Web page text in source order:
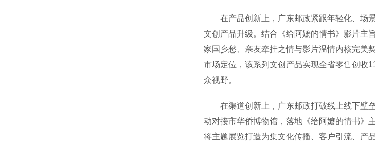
在产品创新上，广东邮政紧跟年轻化、场景
文创产品升级。结合《给阿嬷的情书》影片主
家国乡愁、亲友牵挂之情与影片温情内核完美
市场定位，该系列文创产品实现全省零售创收
众视野。
在渠道创新上，广东邮政打破线上线下壁垒
动对接市华侨博物馆，落地《给阿嬷的情书》
将主题展览打造为集文化传播、客户引流、产